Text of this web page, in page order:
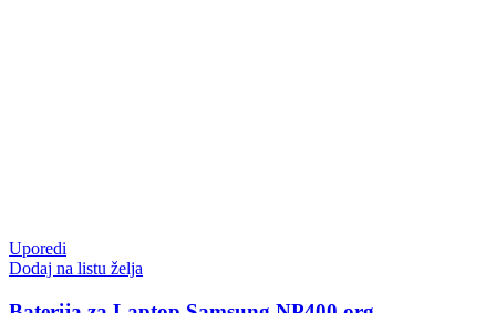
Uporedi
Dodaj na listu želja